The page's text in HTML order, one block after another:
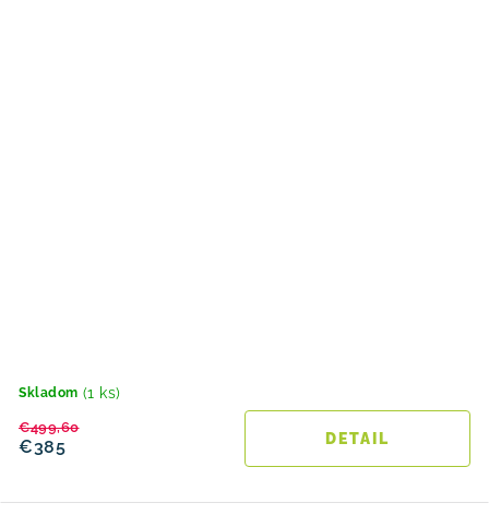
Skladom (1 ks)
€385
€499,60
DETAIL